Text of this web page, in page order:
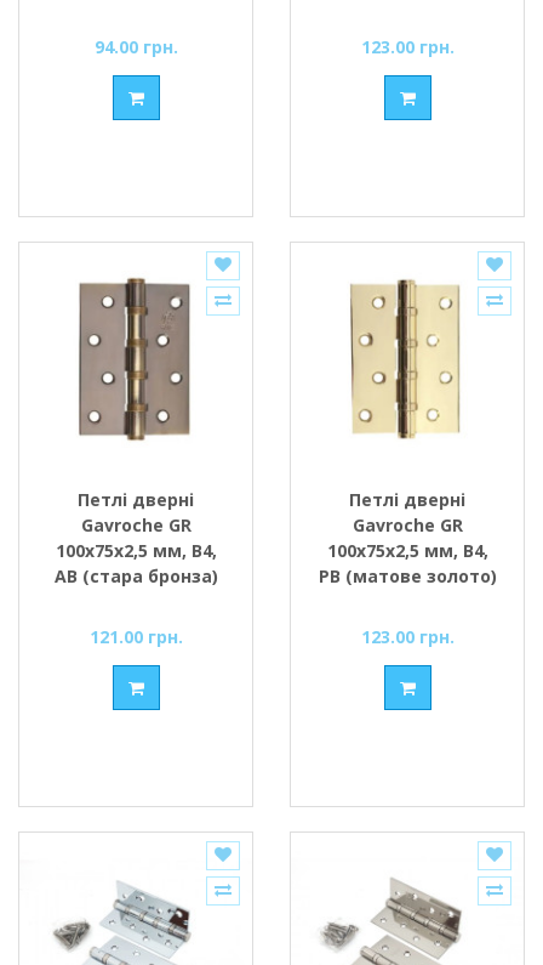
94.00 грн. 123.00 грн.
Петлі дверні
Gavroche GR
100x75x2,5 мм, B4,
АВ (стара бронза)
121.00 грн.
Петлі дверні
Gavroche GR
100x75x2,5 мм, B4,
PB (матове золото)
123.00 грн.